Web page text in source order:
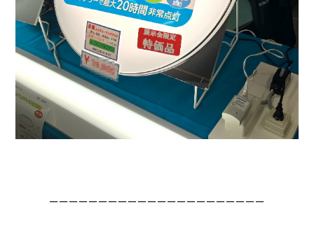
ーーーーーーーーーーーーーーーーーーーーーー